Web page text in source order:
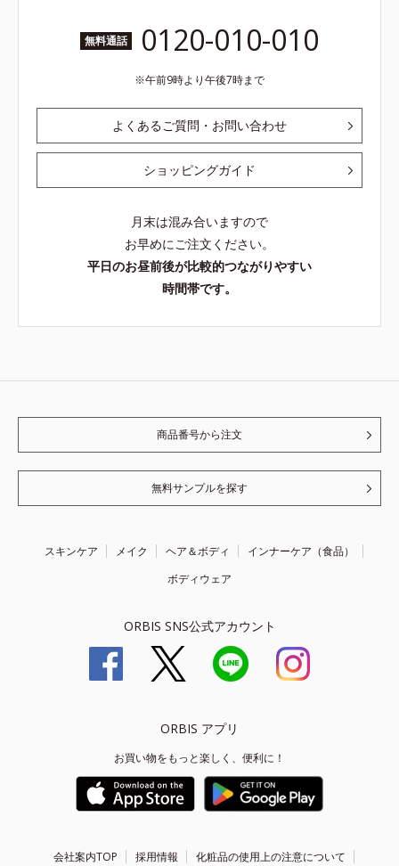
無料通話 0120-010-010
午前9時より午後7時まで
よくあるご質問・お問い合わせ
ショッピングガイド
月末は混み合いますので
お早めにご注文ください。
平日のお昼前後が比較的つながりやすい
時間帯です。
商品番号から注文
無料サンプルを探す
スキンケア メイク ヘア＆ボディ
インナーケア（食品）
ボディウェア
ORBIS SNS公式アカウント
ORBIS アプリ
お買い物をもっと楽しく、便利に！
会社案内TOP 採用情報 化粧品の使用上の注意について